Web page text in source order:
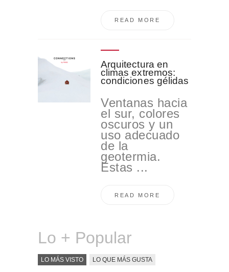
READ MORE
Arquitectura en
climas extremos:
condiciones gélidas
Ventanas hacia
el sur, colores
oscuros y un
uso adecuado
de la
geotermia.
Estas ...
READ MORE
Lo + Popular
LO MÁS VISTO LO QUE MÁS GUSTA